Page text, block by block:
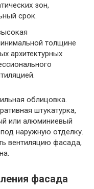
зон,
срок.
толщине
архитектурных
облицовка.
штукатурка,
или алюминиевый
наружную отделку.
вентиляцию фасада,
фасада